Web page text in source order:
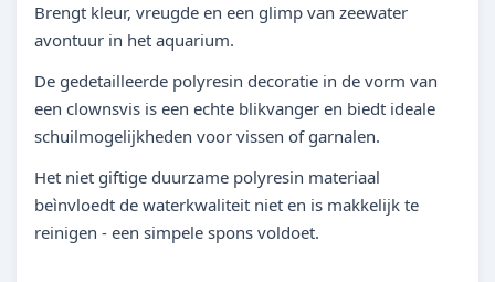
Brengt kleur, vreugde en een glimp van zeewater
avontuur in het aquarium.
De gedetailleerde polyresin decoratie in de vorm van
een clownsvis is een echte blikvanger en biedt ideale
schuilmogelijkheden voor vissen of garnalen.
Het niet giftige duurzame polyresin materiaal
beìnvloedt de waterkwaliteit niet en is makkelijk te
reinigen - een simpele spons voldoet.